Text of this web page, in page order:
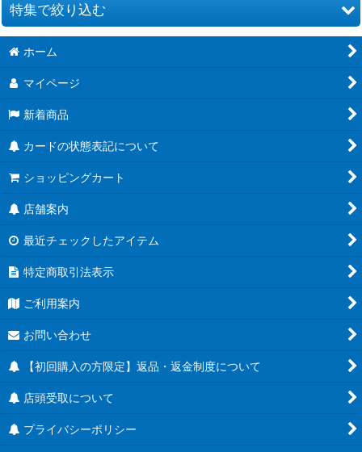
特集で絞り込む
ブースターパック CROSS FORCE [FB10]
ブースターパック DUAL EVOLUTION [FB09]
スタートデッキEX 進化の境地[FS11]
ブースターパック 誇り高き戦闘民族 [FB08]
MANGA BOOSTER 02[SB02]
MANGA BOOSTER 01[SB01]
チャンピオンシップ
アルティメットバトル
バトルパック
リミテッドパックMANGA
ホーム
マイページ
新着商品
カードの状態表記について
ショッピングカート
店舗案内
最近チェックしたアイテム
特定商取引法表示
ご利用案内
お問い合わせ
【初回購入の方限定】返品・返金制度について
店頭受取について
プライバシーポリシー